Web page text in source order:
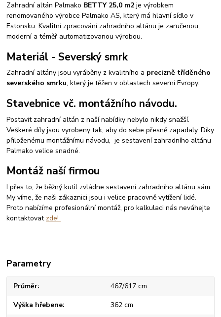
Zahradní altán Palmako BETTY 25,0 m2je výrobkem
renomovaného výrobce Palmako AS, který má hlavní sídlo v
Estonsku. Kvalitní zpracování zahradního altánu je zaručenou,
moderní a téměř automatizovanou výrobou.
Materiál - Severský smrk
Zahradní altány jsou vyráběny z kvalitního a precizně tříděného
severského smrku, který je těžen v oblastech severní Evropy.
Stavebnice vč. montážního návodu.
Postavit zahradní altán z naší nabídky nebylo nikdy snažší.
Veškeré díly jsou vyrobeny tak, aby do sebe přesně zapadaly. Díky
přiloženému montážnímu návodu, je sestavení zahradního altánu
Palmako velice snadné.
Montáž naší firmou
I přes to, že běžný kutil zvládne sestavení zahradního altánu sám.
My víme, že naši zákaznici jsou i velice pracovně vytížení lidé.
Proto nabízíme profesionální montáž, pro kalkulaci nás neváhejte
kontaktovat zde!
Parametry
Průměr 467/617 cm
Výška hřebene 362 cm